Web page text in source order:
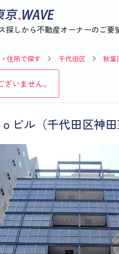
探しから不動産オーナーのご要
住所で探す 千代田区 秋葉
いません。
ビル（千代田区神